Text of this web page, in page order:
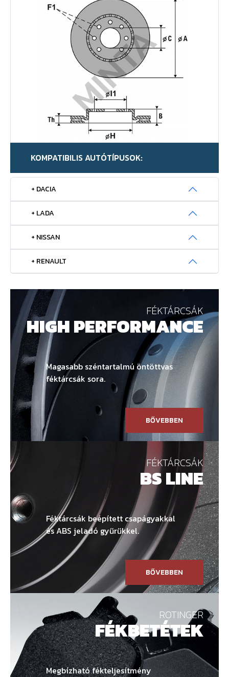
KOMPATIBILIS AUTÓTÍPUSOK:
+ DACIA
+ LADA
+ NISSAN
+ RENAULT
FÉKTÁRCSÁK
HIGH PERFORMANCE
Magasabb széntartalmú öntöttvas
féktárcsák sora.
BŐVEBBEN
FÉKTÁRCSÁK
BS LINE
Féktárcsák beépített csapágyakkal
és ABS jeladó gyűrűkkel.
BŐVEBBEN
ROTINGER
FÉKBETÉTEK
Megbízható fékteljesítmény